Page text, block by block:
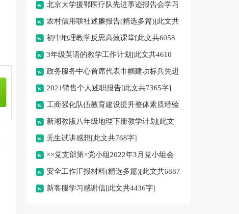
北京大学援鄂医疗队先进事迹报告会学习
心得体会新版多篇[此文共4701字]
农村信用联社述廉报告(精选多篇)[此文共
18434字]
初中地理教学反思高效课堂[此文共6058
字] 3年级英语的教学工作计划[此文共4610
字] 政务服务中心首席代表巾帼建功标兵先进
事迹材料[此文共1544字]
2021销售个人述职报告[此文共7365字]
工商强化队伍教育建设提升整体素质经验
材料(精选多篇)[此文共9978字]
新湘教版八年级地理下册教学计划[此文
共4971字]
无生试讲感想[此文共768字]
××党支部第×党小组2022年3月党小组会
（会议记录参考）[此文共313字]
安全工作汇报材料(精选多篇)[此文共6887
字] 新客服学习感谢信[此文共4436字]